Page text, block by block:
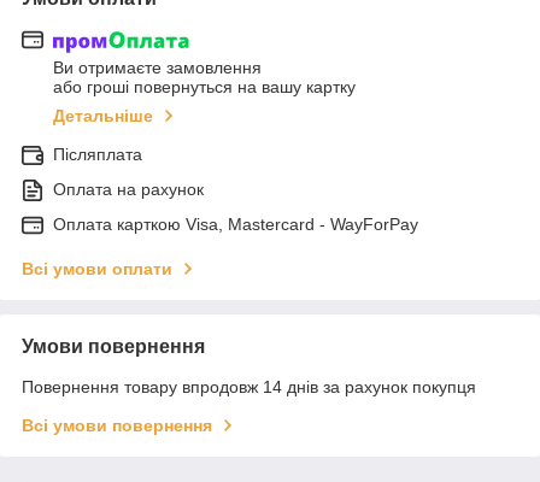
Ви отримаєте замовлення
або гроші повернуться на вашу картку
Детальніше
Післяплата
Оплата на рахунок
Оплата карткою Visa, Mastercard - WayForPay
Всі умови оплати
Умови повернення
Повернення товару впродовж 14 днів за рахунок покупця
Всі умови повернення